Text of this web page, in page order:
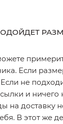
Если
Если не
и ничего
на
В этот же